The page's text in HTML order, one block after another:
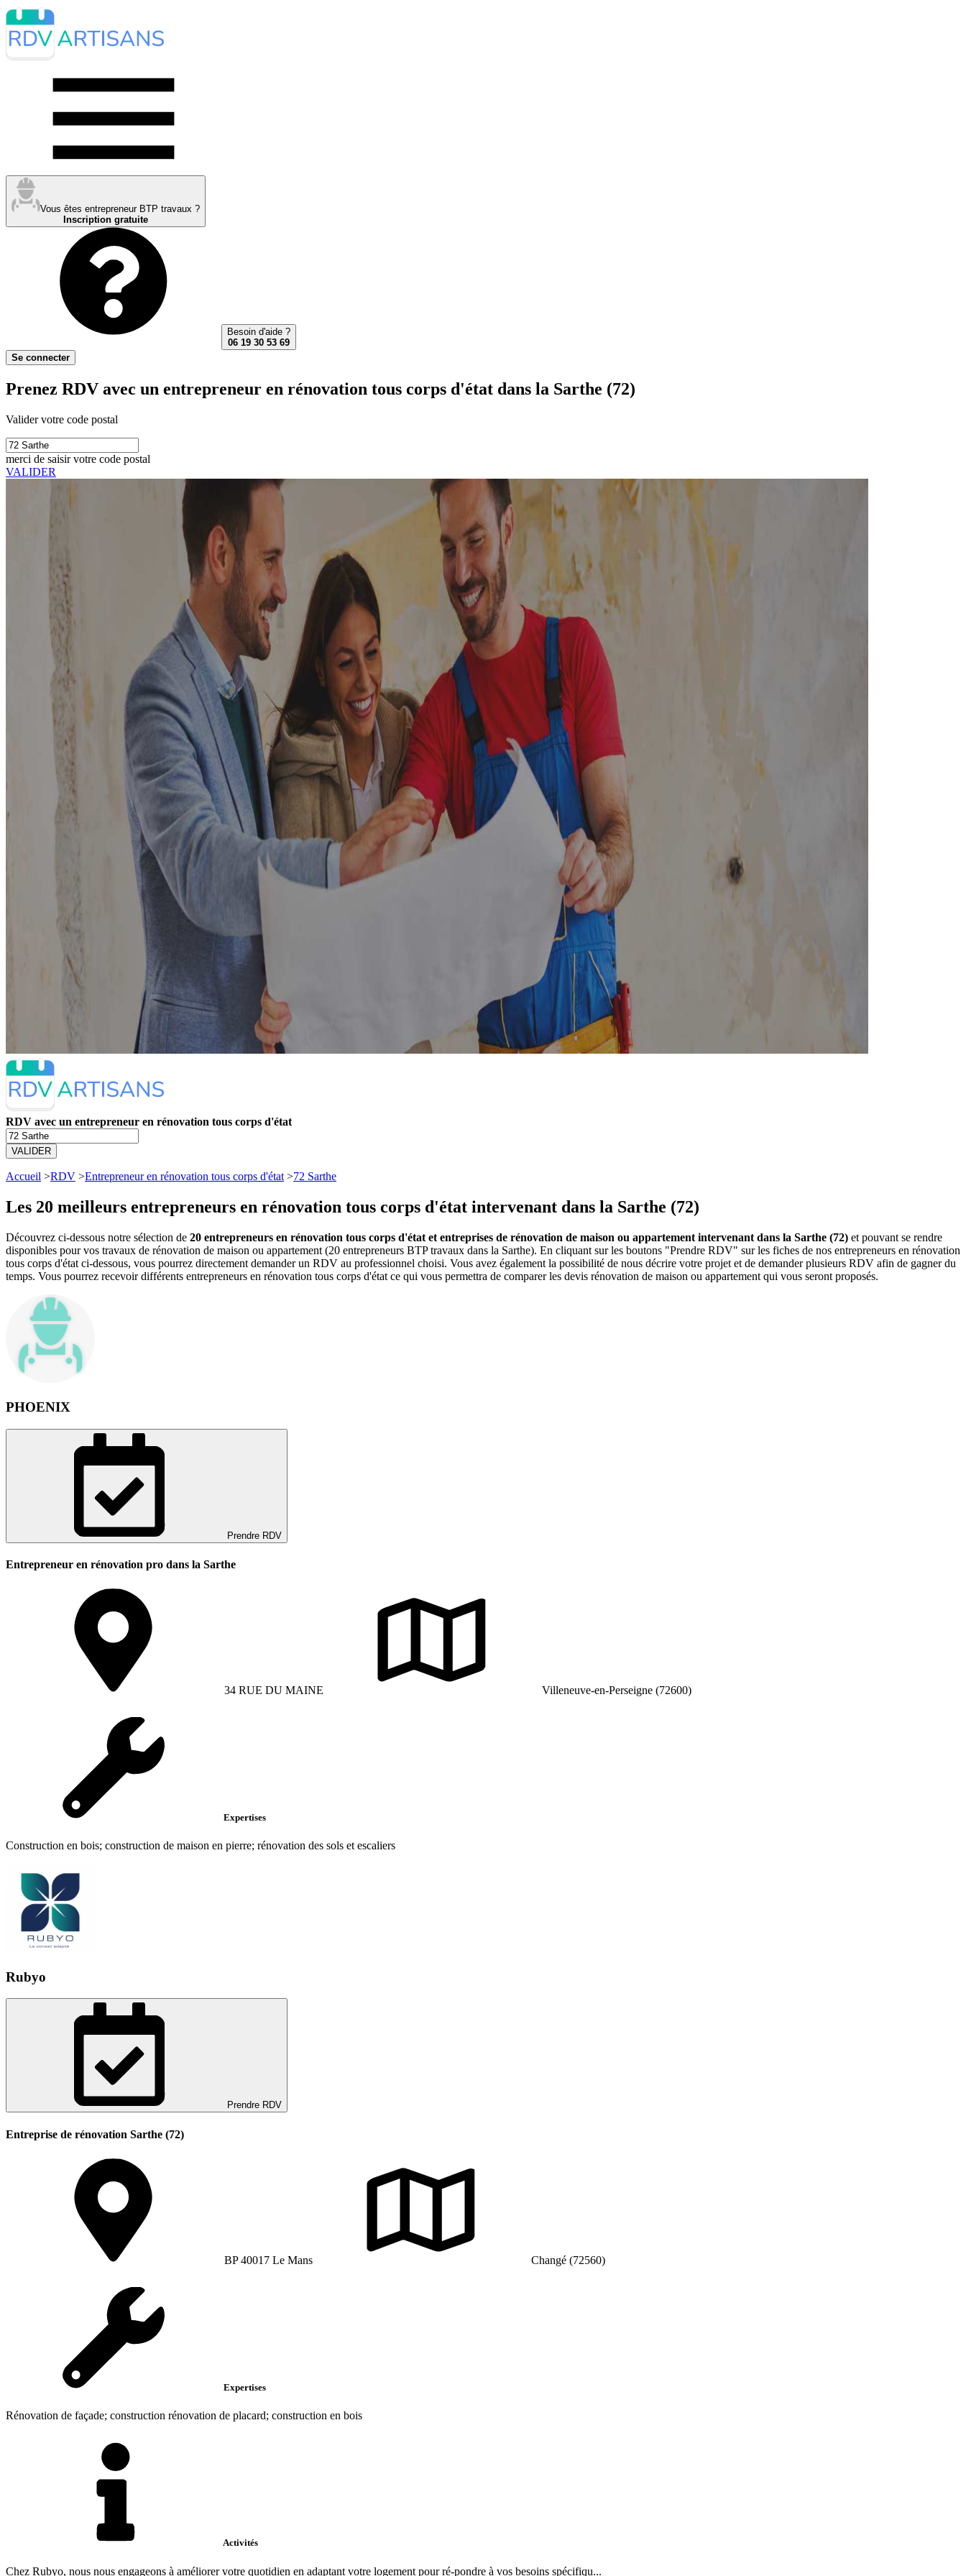
Vous êtes entrepreneur BTP travaux ?
Inscription gratuite
Besoin d'aide ?
06 19 30 53 69
Se connecter
Prenez RDV avec un entrepreneur en rénovation tous corps d'état dans la Sarthe (72)
Valider votre code postal
merci de saisir votre code postal
VALIDER
RDV avec un entrepreneur en rénovation tous corps d'état
VALIDER
Accueil >RDV >Entrepreneur en rénovation tous corps d'état >72 Sarthe
Les 20 meilleurs entrepreneurs en rénovation tous corps d'état intervenant dans la Sarthe (72)
Découvrez ci-dessous notre sélection de 20 entrepreneurs en rénovation tous corps d'état et entreprises de rénovation de maison ou appartement intervenant dans la Sarthe (72) et pouvant se rendre
disponibles pour vos travaux de rénovation de maison ou appartement (20 entrepreneurs BTP travaux dans la Sarthe). En cliquant sur les boutons "Prendre RDV" sur les fiches de nos entrepreneurs en rénovation
tous corps d'état ci-dessous, vous pourrez directement demander un RDV au professionnel choisi. Vous avez également la possibilité de nous décrire votre projet et de demander plusieurs RDV afin de gagner du
temps. Vous pourrez recevoir différents entrepreneurs en rénovation tous corps d'état ce qui vous permettra de comparer les devis rénovation de maison ou appartement qui vous seront proposés.
PHOENIX
Prendre RDV
Entrepreneur en rénovation pro dans la Sarthe
34 RUE DU MAINE Villeneuve-en-Perseigne (72600)
Expertises
Construction en bois; construction de maison en pierre; rénovation des sols et escaliers
Rubyo
Prendre RDV
Entreprise de rénovation Sarthe (72)
BP 40017 Le Mans Changé (72560)
Expertises
Rénovation de façade; construction rénovation de placard; construction en bois
Activités
Chez Rubyo, nous nous engageons à améliorer votre quotidien en adaptant votre logement pour ré-pondre à vos besoins spécifiqu...